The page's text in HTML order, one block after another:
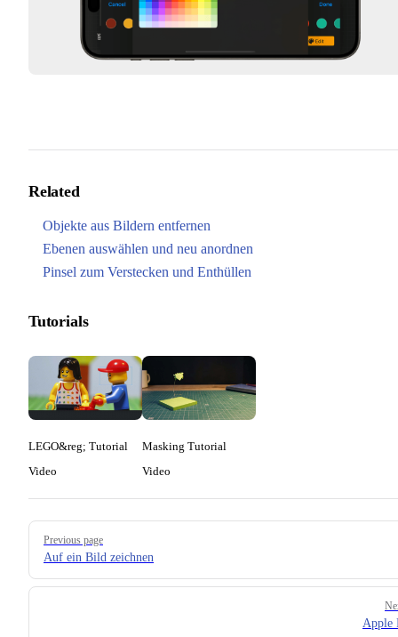
Related
Objekte aus Bildern entfernen
Ebenen auswählen und neu anordnen
Pinsel zum Verstecken und Enthüllen
Tutorials
LEGO&reg; Tutorial
Video
Masking Tutorial
Video
Pager
Previous page
Auf ein Bild zeichnen
Apple